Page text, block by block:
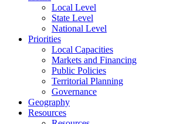
Local Level
State Level
National Level
Priorities
Local Capacities
Markets and Financing
Public Policies
Territorial Planning
Governance
Geography
Resources